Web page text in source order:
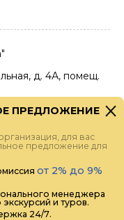
д. 4А, помещ.
ПРЕДЛОЖЕНИЕ
для вас
предложение для
от 2% до 9%
менеджера
и туров.
24/7.